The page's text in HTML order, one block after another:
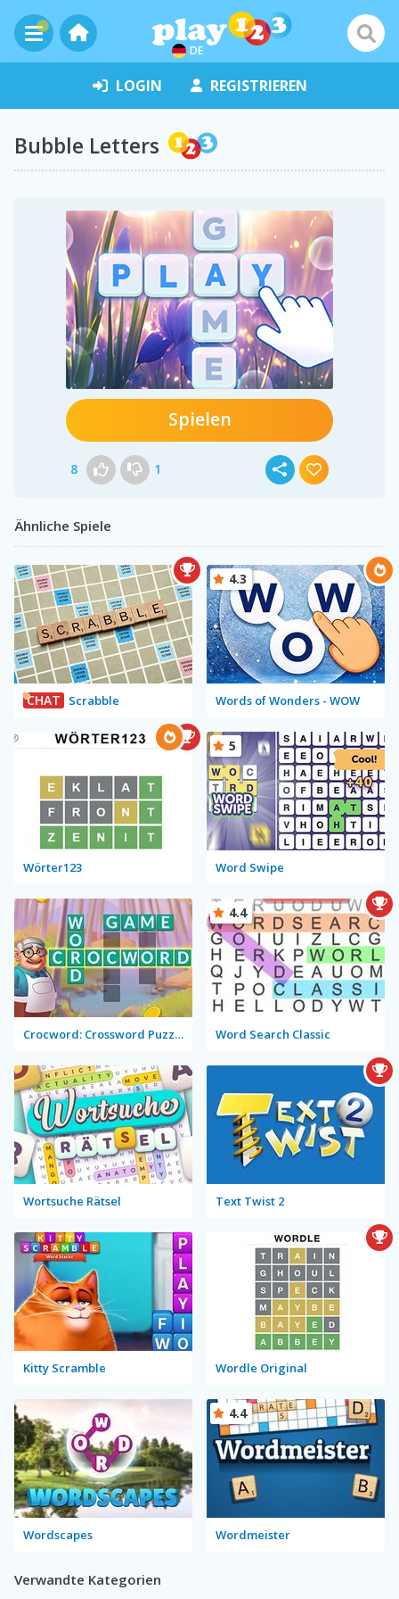
DE
LOGIN REGISTRIEREN
Bubble Letters
Spielen
8 1
Ähnliche Spiele
CHAT Scrabble Words of Wonders - WOW
4.3
Wörter123 Word Swipe
5
Crocword: Crossword Puzzle Game Word Search Classic
4.4
Wortsuche Rätsel Text Twist 2
Kitty Scramble Wordle Original
Wordscapes Wordmeister
4.4
Verwandte Kategorien